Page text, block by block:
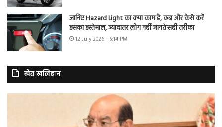
जानिए Hazard Light का क्या काम है, कब और कैसे करें
इसका इस्तेमाल, ज्यादातर लोग नहीं जानते सही तरीका
12 July 2026 - 6:14 PM
खेत खलिहान